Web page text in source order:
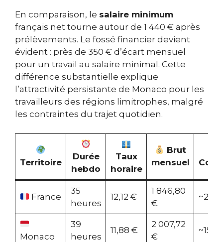
En comparaison, le salaire minimum
français net tourne autour de 1 440 € après
prélèvements. Le fossé financier devient
évident : près de 350 € d’écart mensuel
pour un travail au salaire minimal. Cette
différence substantielle explique
l’attractivité persistante de Monaco pour les
travailleurs des régions limitrophes, malgré
les contraintes du trajet quotidien.
Territoire
Durée
hebdo
Taux
horaire
Brut
mensuel
France
35
heures
12,12 €
1 846,80
€
~22%
Monaco
39
heures
11,88 €
2 007,72
€